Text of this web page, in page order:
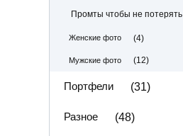
Промты чтобы не потерять
Женские фото (4)
Мужские фото (12)
Портфели (31)
Разное (48)